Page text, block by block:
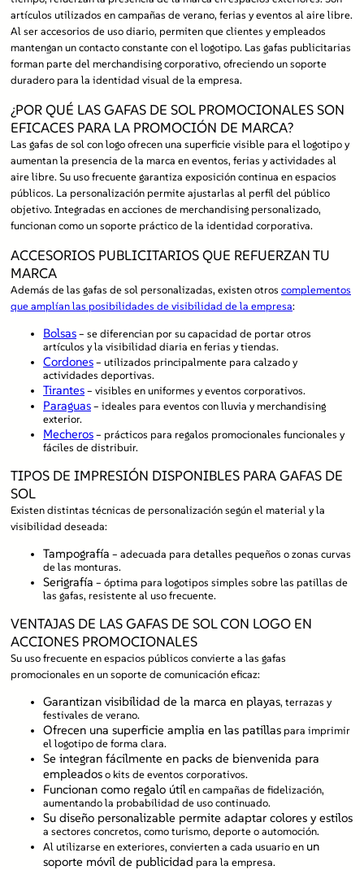
artículos utilizados en campañas de verano, ferias y eventos al aire libre.
Al ser accesorios de uso diario, permiten que clientes y empleados
mantengan un contacto constante con el logotipo. Las gafas publicitarias
forman parte del merchandising corporativo, ofreciendo un soporte
duradero para la identidad visual de la empresa.
¿POR QUÉ LAS GAFAS DE SOL PROMOCIONALES SON
EFICACES PARA LA PROMOCIÓN DE MARCA?
Las gafas de sol con logo ofrecen una superficie visible para el logotipo y
aumentan la presencia de la marca en eventos, ferias y actividades al
aire libre. Su uso frecuente garantiza exposición continua en espacios
públicos. La personalización permite ajustarlas al perfil del público
objetivo. Integradas en acciones de merchandising personalizado,
funcionan como un soporte práctico de la identidad corporativa.
ACCESORIOS PUBLICITARIOS QUE REFUERZAN TU
MARCA
Además de las gafas de sol personalizadas, existen otros complementos
que amplían las posibilidades de visibilidad de la empresa:
Bolsas– se diferencian por su capacidad de portar otros
artículos y la visibilidad diaria en ferias y tiendas.
Cordones– utilizados principalmente para calzado y
actividades deportivas.
Tirantes– visibles en uniformes y eventos corporativos.
Paraguas– ideales para eventos con lluvia y merchandising
exterior.
Mecheros– prácticos para regalos promocionales funcionales y
fáciles de distribuir.
TIPOS DE IMPRESIÓN DISPONIBLES PARA GAFAS DE
SOL
Existen distintas técnicas de personalización según el material y la
visibilidad deseada:
Tampografía – adecuada para detalles pequeños o zonas curvas
de las monturas.
Serigrafía – óptima para logotipos simples sobre las patillas de
las gafas, resistente al uso frecuente.
VENTAJAS DE LAS GAFAS DE SOL CON LOGO EN
ACCIONES PROMOCIONALES
Su uso frecuente en espacios públicos convierte a las gafas
promocionales en un soporte de comunicación eficaz:
Garantizan visibilidad de la marca en playas, terrazas y
festivales de verano.
Ofrecen una superficie amplia en las patillas para imprimir
el logotipo de forma clara.
Se integran fácilmente en packs de bienvenida para
empleadoso kits de eventos corporativos.
Funcionan como regalo útil en campañas de fidelización,
aumentando la probabilidad de uso continuado.
Su diseño personalizable permite adaptar colores y estilos
a sectores concretos, como turismo, deporte o automoción.
Al utilizarse en exteriores, convierten a cada usuario en un
soporte móvil de publicidad para la empresa.